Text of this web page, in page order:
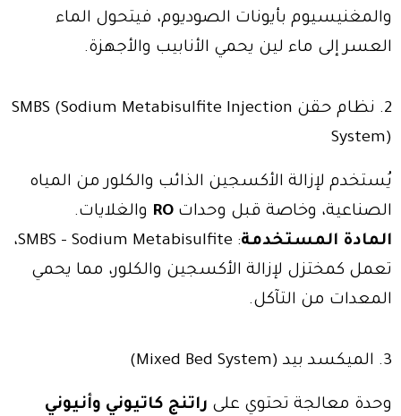
والمغنيسيوم بأيونات الصوديوم، فيتحول الماء
العسر إلى ماء لين يحمي الأنابيب والأجهزة.
2. نظام حقن SMBS (Sodium Metabisulfite Injection
System)
يُستخدم لإزالة الأكسجين الذائب والكلور من المياه
الصناعية، وخاصة قبل وحدات RO والغلايات.
المادة المستخدمة
: SMBS – Sodium Metabisulfite،
تعمل كمختزل لإزالة الأكسجين والكلور، مما يحمي
المعدات من التآكل.
3. الميكسد بيد (Mixed Bed System)
وحدة معالجة تحتوي على راتنج كاتيوني وأنيوني